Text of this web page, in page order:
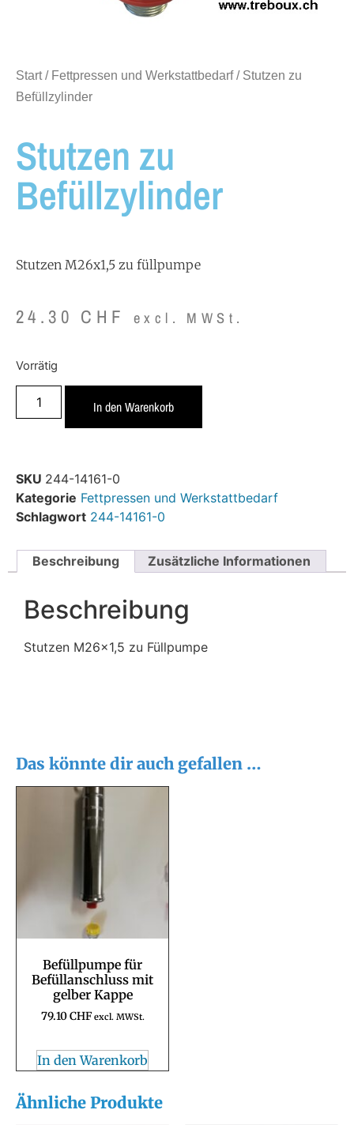
Start/ Fettpressen und Werkstattbedarf/ Stutzen zu
Befüllzylinder
Stutzen zu
Befüllzylinder
Stutzen M26x1,5 zu füllpumpe
24.30 CHF excl. MWSt.
Vorrätig
In den Warenkorb
SKU 244-14161-0
Kategorie Fettpressen und Werkstattbedarf
Schlagwort 244-14161-0
Beschreibung Zusätzliche Informationen
Beschreibung
Stutzen M26x1,5 zu Füllpumpe
Das könnte dir auch gefallen …
Befüllpumpe für
Befüllanschluss mit
gelber Kappe
79.10CHF excl. MWSt.
In den Warenkorb
Ähnliche Produkte